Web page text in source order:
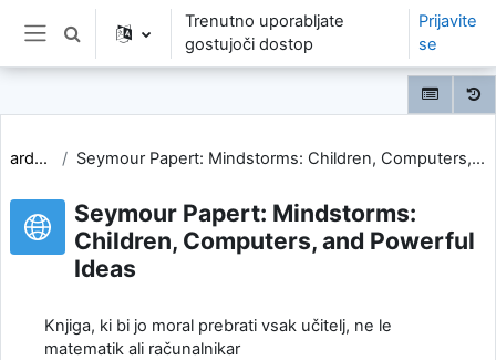
Preskoči na glavno vsebino
Stransko polje
Preklopi iskalni vnos
Trenutno uporabljate
gostujoči dostop
Prijavite
se
arduino Seymour Papert: Mindstorms: Children, Computers, and Powerful Ideas
Seymour Papert: Mindstorms:
Children, Computers, and Powerful
Ideas
Knjiga, ki bi jo moral prebrati vsak učitelj, ne le
matematik ali računalnikar